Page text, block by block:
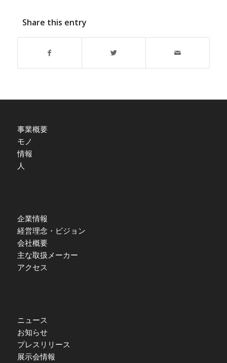
Share this entry
事業概要
モノ
情報
人
企業情報
経営理念・ビジョン
会社概要
主な取扱メーカー
アクセス
ニュース
お知らせ
プレスリリース
展示会情報